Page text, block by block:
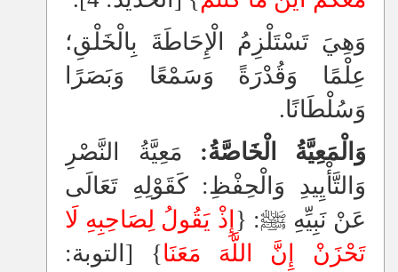
وَهِيَ تَسْتَلْزِمُ الْإِحَاطَةَ بِالْخَلْقِ؛
عِلْمًا وَقُدْرَةً وَسَمْعًا وَبَصَرًا
وَسُلْطَانًا.
وَالْمَعِيَّةُ الْخَاصَّةُ: مَعِيَّةُ النَّصْرِ
وَالتَّأْيِيدِ وَالْحِفْظِ: كَقَوْلِهِ تَعَالَى
عَنْ نَبِيِّهِ ﷺ: { إِذْ يَقُولُ لِصَاحِبِهِ لَا
تَحْزَنْ إِنَّ اللَّهَ مَعَنَا} [التوبة: